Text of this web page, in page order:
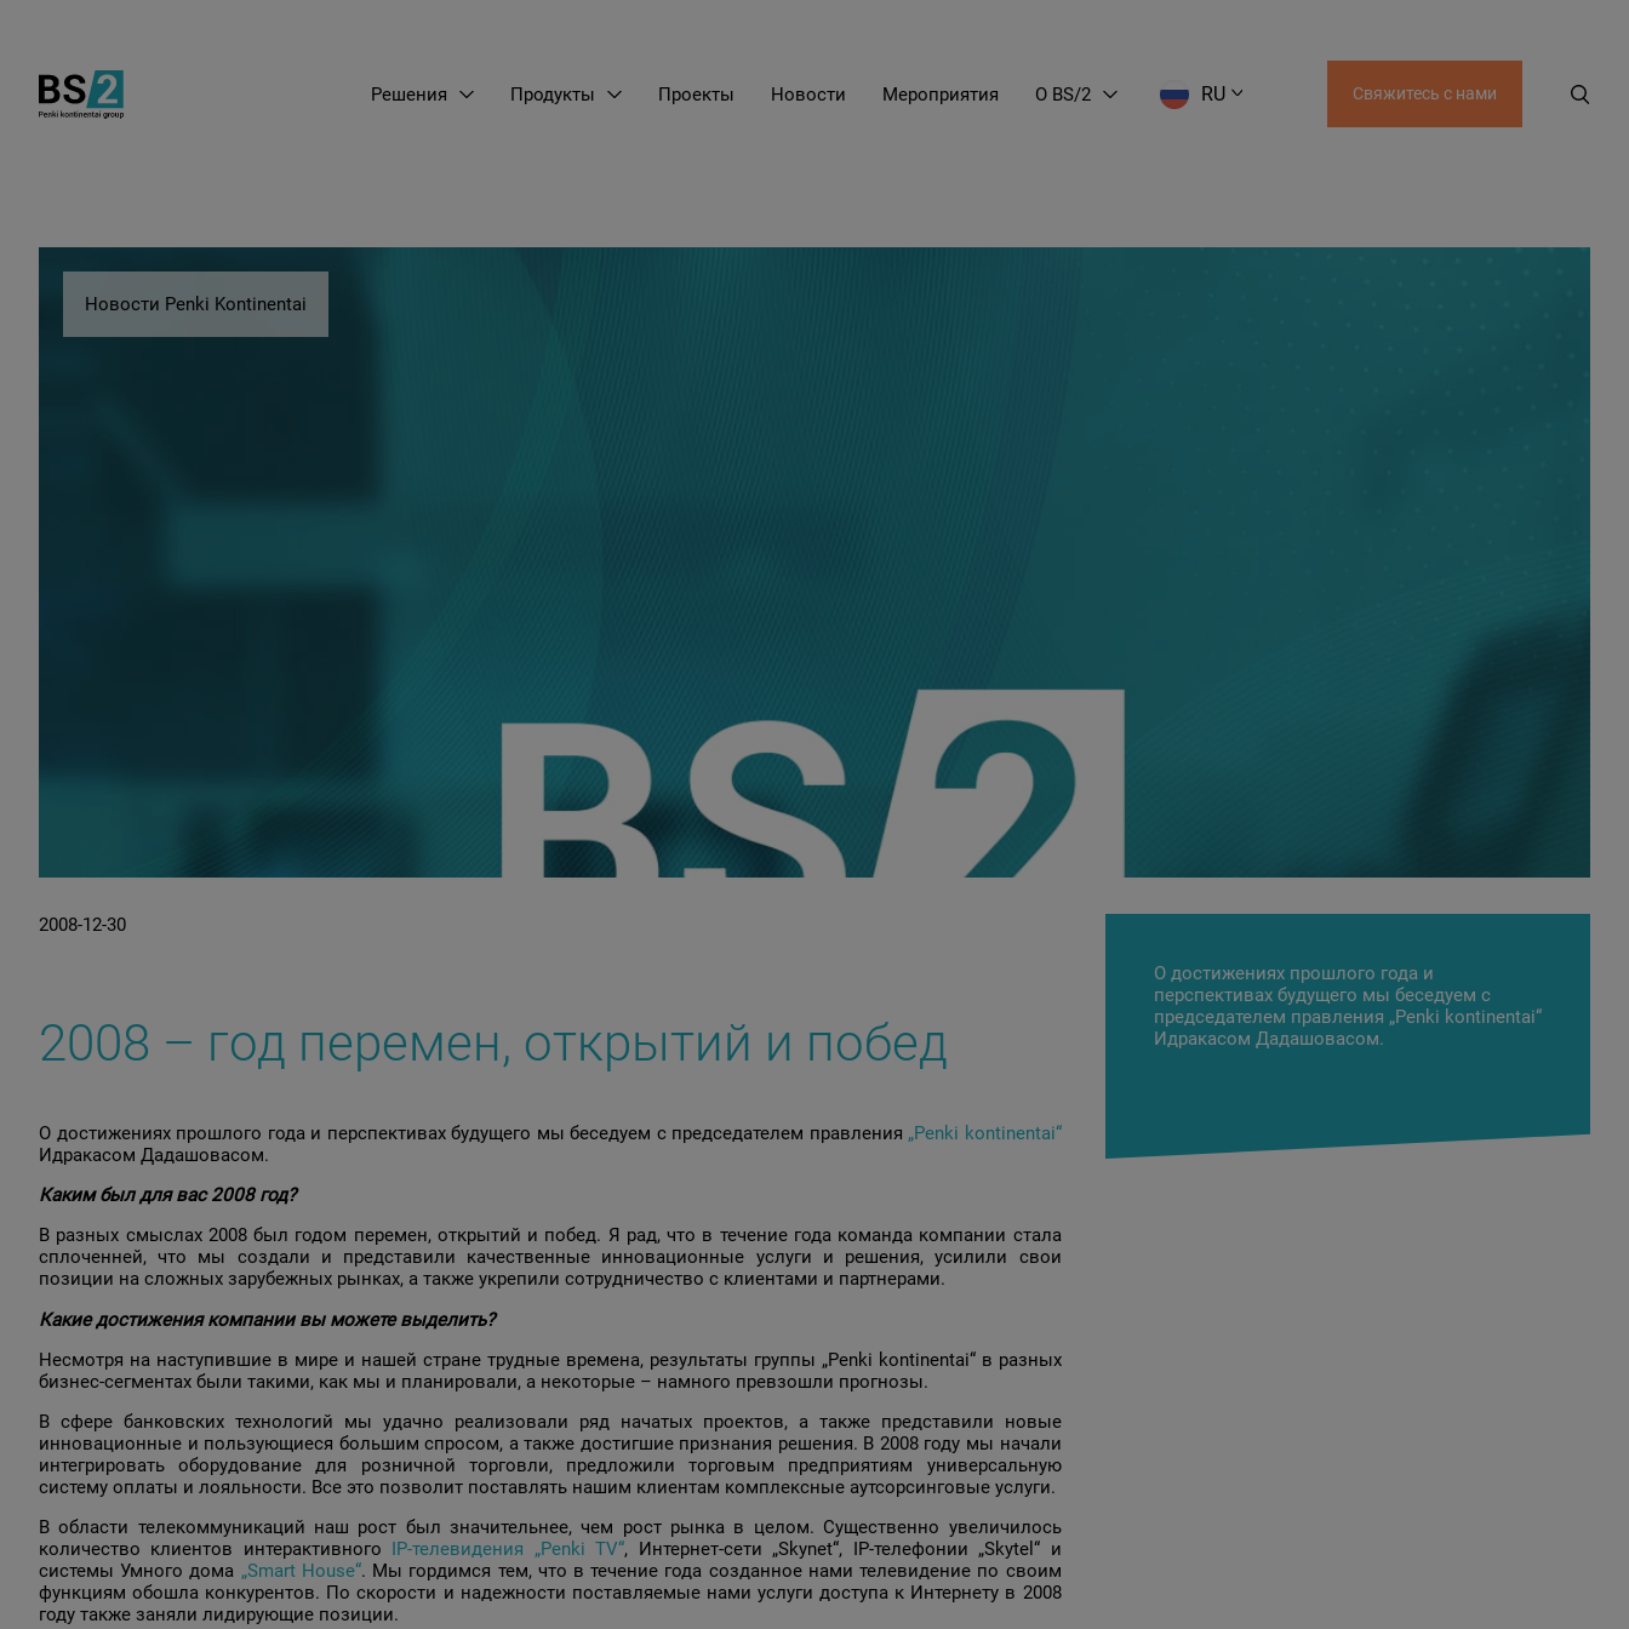
Решения Продукты Проекты Новости Мероприятия О BS/2 RU Свяжитесь с нами
Новости Penki Kontinentai
2008-12-30
2008 – год перемен, открытий и побед
О достижениях прошлого года и перспективах будущего мы беседуем с председателем правления „Penki kontinentai“
Идракасом Дадашовасом.
Каким был для вас 2008 год?
В разных смыслах 2008 был годом перемен, открытий и побед. Я рад, что в течение года команда компании стала
сплоченней, что мы создали и представили качественные инновационные услуги и решения, усилили свои
позиции на сложных зарубежных рынках, а также укрепили сотрудничество с клиентами и партнерами.
Какие достижения компании вы можете выделить?
Несмотря на наступившие в мире и нашей стране трудные времена, результаты группы „Penki kontinentai“ в разных
бизнес-сегментах были такими, как мы и планировали, а некоторые – намного превзошли прогнозы.
В сфере банковских технологий мы удачно реализовали ряд начатых проектов, а также представили новые
инновационные и пользующиеся большим спросом, а также достигшие признания решения. В 2008 году мы начали
интегрировать оборудование для розничной торговли, предложили торговым предприятиям универсальную
систему оплаты и лояльности. Все это позволит поставлять нашим клиентам комплексные аутсорсинговые услуги.
В области телекоммуникаций наш рост был значительнее, чем рост рынка в целом. Существенно увеличилось
количество клиентов интерактивного IP-телевидения „Penki TV“, Интернет-сети „Skynet“, IP-телефонии „Skytel“ и
системы Умного дома „Smart House“. Мы гордимся тем, что в течение года созданное нами телевидение по своим
функциям обошла конкурентов. По скорости и надежности поставляемые нами услуги доступа к Интернету в 2008
году также заняли лидирующие позиции.
О достижениях прошлого года и
перспективах будущего мы беседуем с
председателем правления „Penki kontinentai“
Идракасом Дадашовасом.